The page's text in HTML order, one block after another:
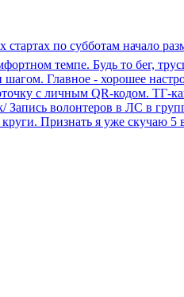
по субботам начало
темпе. Будь то бег,
Главное - хорошее
с личным QR-кодом. ТГ-
Запись волонтеров в ЛС в
Признать я уже скучаю 5